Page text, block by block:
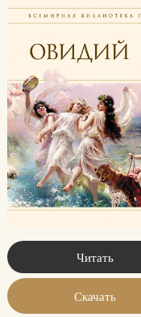
Читать
Скачать